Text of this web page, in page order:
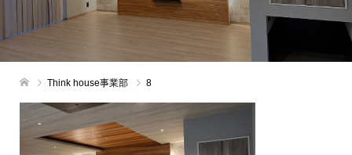
Think house事業部 8